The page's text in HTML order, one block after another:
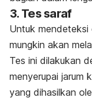
3. Tes saraf
Untuk mendeteksi
mungkin akan
Tes ini dilakukan
menyerupai jarum
yang dihasilkan